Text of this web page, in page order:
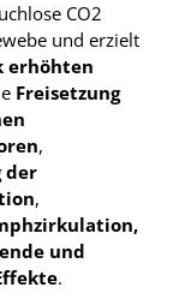
CO2
und erzielt
erhöhten
Freisetzung
,
der
,
und
.